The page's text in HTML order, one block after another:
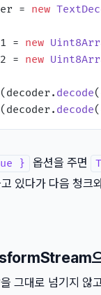
= new
= new
= new
(decoder. decode
(decoder. decode
} 옵션을 주면
있다가 다음 청크
으
그대로 넘기지 않